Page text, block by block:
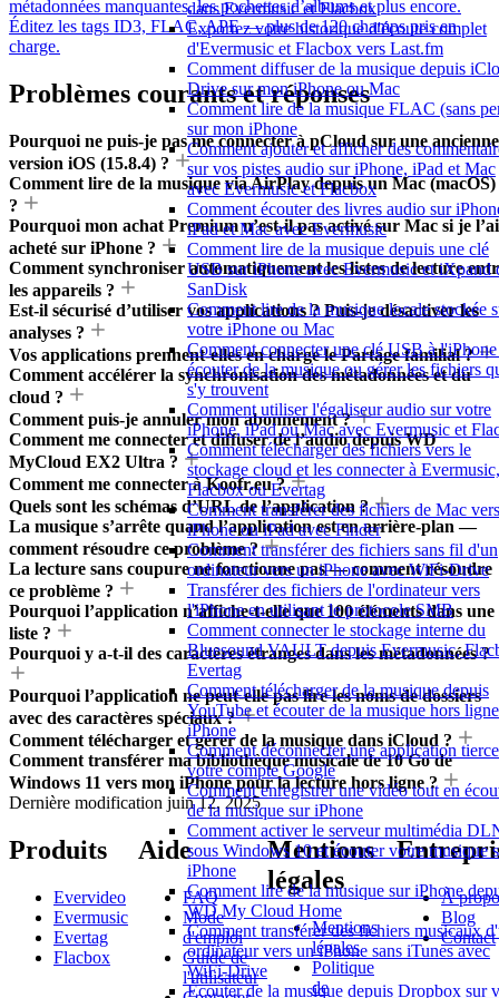
dans Evermusic et Flacbox
Exportez votre historique d'écoute complet
d'Evermusic et Flacbox vers Last.fm
Comment diffuser de la musique depuis
Drive sur mon iPhone ou Mac
Comment lire de la musique FLAC (sans
sur mon iPhone
Comment ajouter et afficher des
sur vos pistes audio sur iPhone, iPad et Mac
avec Evermusic et Flacbox
Comment écouter des livres audio sur
iPad et Mac avec Evermusic
Comment lire de la musique depuis une clé
USB sur iPhone avec Evermusic et iXpand
SanDisk
Comment lire de la musique locale stockée
votre iPhone ou Mac
Comment connecter une clé USB à l'iPhone
écouter de la musique ou gérer les fichiers
s'y trouvent
Comment utiliser l'égaliseur audio sur votre
iPhone, iPad ou Mac avec Evermusic et
Comment télécharger des fichiers vers le
stockage cloud et les connecter à Evermusic,
Flacbox ou Evertag
Comment transférer des fichiers de Mac vers
iPhone ou iPad avec Finder
Comment transférer des fichiers sans fil d'un
ordinateur vers un iPhone avec WiFi-Drive
Transférer des fichiers de l'ordinateur vers
l'iPhone en utilisant le protocole SMB
Comment connecter le stockage interne du
Bluesound VAULT depuis Evermusic,
Evertag
Comment télécharger de la musique depuis
YouTube et écouter de la musique hors
iPhone
Comment déconnecter une application
votre compte Google
Comment enregistrer une vidéo tout en
de la musique sur iPhone
Comment activer le serveur multimédia
sous Windows 10 et écouter votre musique
iPhone
Comment lire de la musique sur iPhone
WD My Cloud Home
Comment transférer des fichiers musicaux
ordinateur vers un iPhone sans iTunes avec
WiFi-Drive
Écouter de la musique depuis Dropbox sur
métadonnées manquantes, les pochettes d’albums et plus encore.
Éditez les tags ID3, FLAC, APE — plus de 120 champs pris en
charge.
Problèmes courants et réponses
Pourquoi ne puis-je pas me connecter à pCloud sur une ancienne
version iOS (15.8.4) ?
Comment lire de la musique via AirPlay depuis un Mac (macOS)
?
Pourquoi mon achat Premium n’est-il pas activé sur Mac si je l’ai
acheté sur iPhone ?
Comment synchroniser automatiquement les listes de lecture
les appareils ?
Est-il sécurisé d’utiliser vos applications ? Puis-je désactiver les
analyses ?
Vos applications prennent-elles en charge le Partage familial ?
Comment accélérer la synchronisation des métadonnées et du
cloud ?
Comment puis-je annuler mon abonnement ?
Comment me connecter et diffuser de l’audio depuis WD
MyCloud EX2 Ultra ?
Comment me connecter à Koofr.eu ?
Quels sont les schémas d’URL de l’application ?
La musique s’arrête quand l’application est en arrière-plan —
comment résoudre ce problème ?
La lecture sans coupure ne fonctionne pas — comment résoudre
ce problème ?
Pourquoi l’application n’affiche-t-elle que 100 éléments dans une
liste ?
Pourquoi y a-t-il des caractères étranges dans les métadonnées ?
Pourquoi l’application ne peut-elle pas lire les noms de dossiers
avec des caractères spéciaux ?
Comment télécharger et gérer de la musique dans iCloud ?
Comment transférer ma bibliothèque musicale de 10 Go de
Windows 11 vers mon iPhone pour la lecture hors ligne ?
Dernière modification juin 12, 2025
Produits
Evervideo
Evermusic
Evertag
Flacbox
Aide
FAQ
Mode
d'emploi
Guide de
l'utilisateur
Mentions
légales
Mentions
légales
Politique
de
À
Blog
Contact